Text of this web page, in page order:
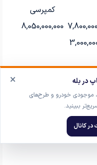
کمپرسی
8,050,000,000
× در بله
موجودی خودرو و طرح‌های
ببینید.
کانال